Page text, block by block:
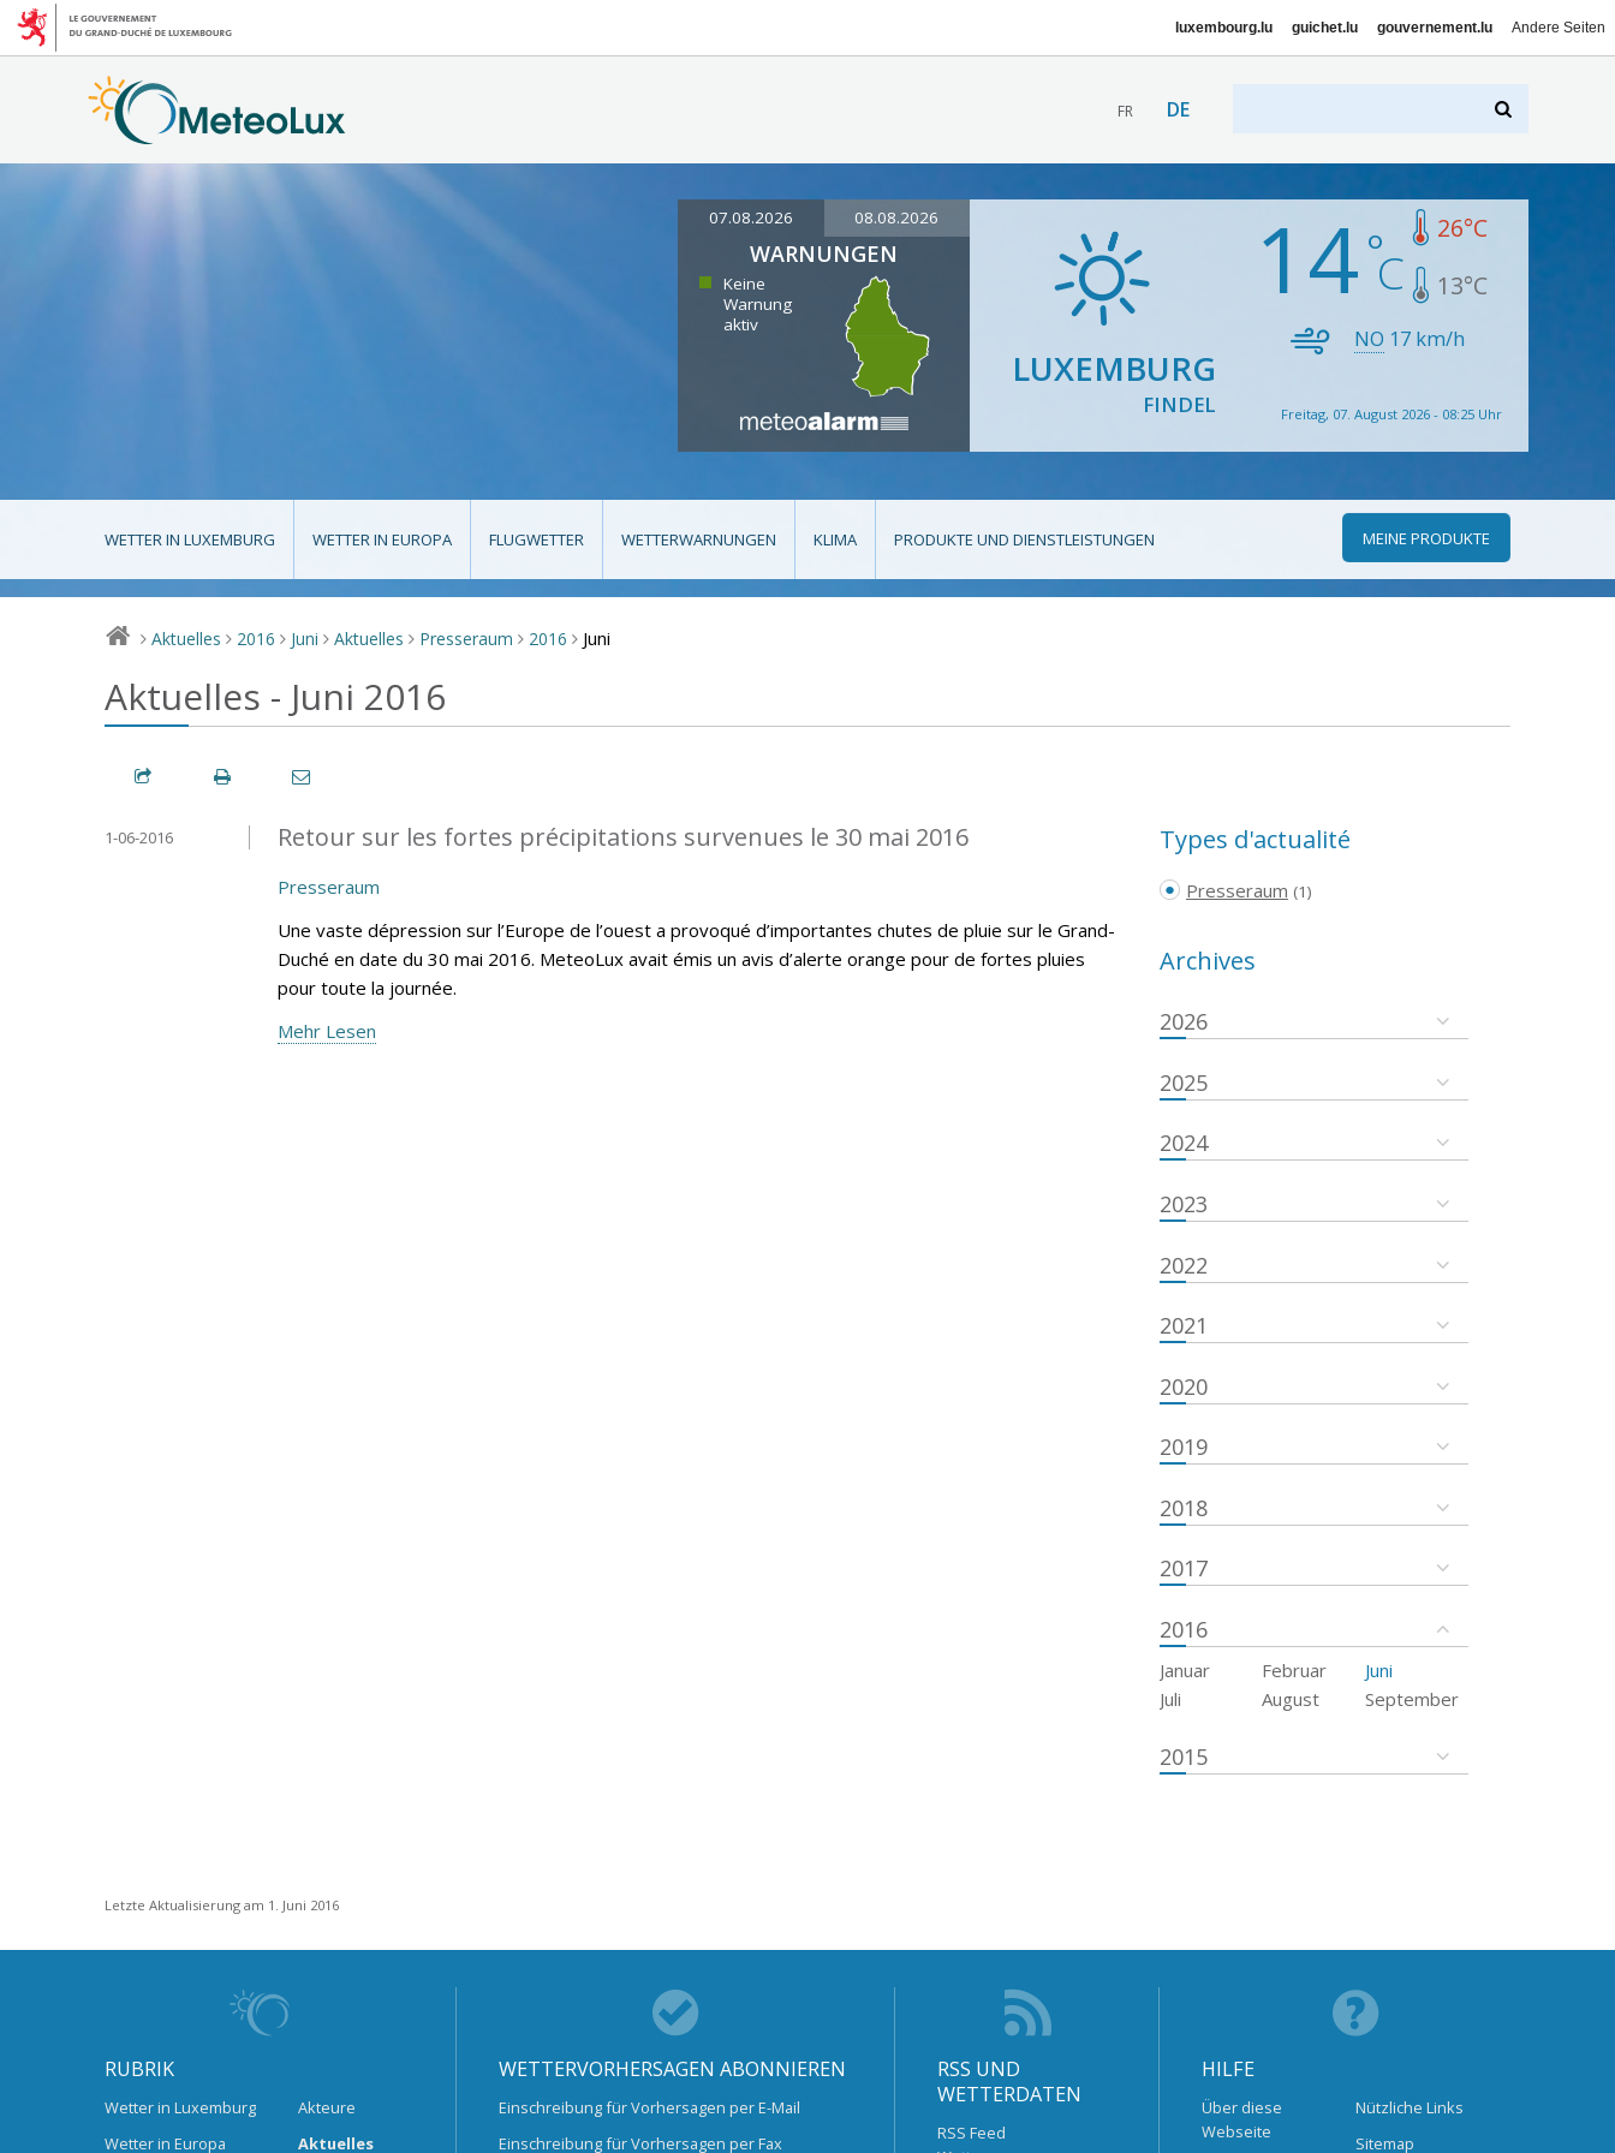
luxembourg.lu guichet.lu gouvernement.lu Andere Seiten
FR DE
07.08.2026 08.08.2026
WARNUNGEN
Keine
Warnung
aktiv
LUXEMBURG
FINDEL
14 26°C
13°C
NO 17 km/h
Freitag, 07. August 2026 - 08:25 Uhr
WETTER IN LUXEMBURG WETTER IN EUROPA FLUGWETTER WETTERWARNUNGEN KLIMA PRODUKTE UND DIENSTLEISTUNGEN MEINE PRODUKTE
> Aktuelles > 2016 > Juni > Aktuelles > Presseraum > 2016 > Juni
Aktuelles - Juni 2016
Retour sur les fortes précipitations survenues le 30 mai 2016
1-06-2016
Presseraum
Une vaste dépression sur l’Europe de l’ouest a provoqué d’importantes chutes de pluie sur le Grand-
Duché en date du 30 mai 2016. MeteoLux avait émis un avis d’alerte orange pour de fortes pluies
pour toute la journée.
Mehr Lesen
Types d'actualité
Presseraum (1)
Archives
2026
2025
2024
2023
2022
2021
2020
2019
2018
2017
2016
Januar Februar
Juni
Juli
August September
2015
Letzte Aktualisierung am 1. Juni 2016
RUBRIK
Wetter in Luxemburg
Wetter in Europa
Akteure
Aktuelles
WETTERVORHERSAGEN ABONNIEREN
Einschreibung für Vorhersagen per E-Mail
Einschreibung für Vorhersagen per Fax
RSS UND
WETTERDATEN
RSS Feed
HILFE
Über diese
Webseite
Nützliche Links
Sitemap